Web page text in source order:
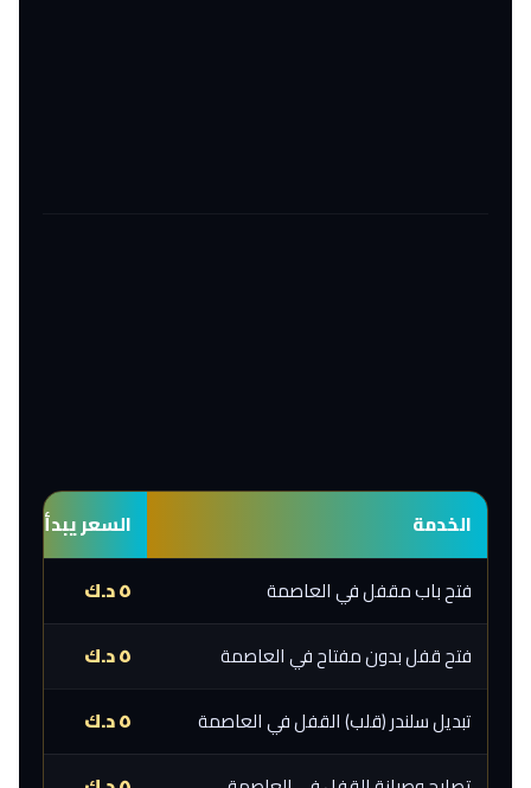
الخدمة
السعر يبدأ من
فتح باب مقفل في العاصمة
٥ د.ك
فتح قفل بدون مفتاح في العاصمة
٥ د.ك
تبديل سلندر (قلب) القفل في العاصمة
٥ د.ك